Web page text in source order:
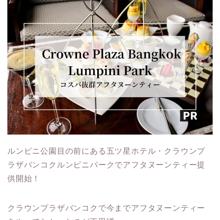
ルンピニ公園目の前にある五ツ星ホテル・クラウンプ
ラザバンコクルンピニパークでアフタヌーンティー提
供開始！
クラウンプラザバンコクで今までアフタヌーンティー